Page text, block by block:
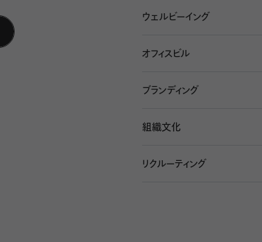
TRUNKのオフィス
するのが苦手なので、自分の好きなように場所を変え
自分も1つの場所で集中するのが苦手なので場所を変え
ことが不可能と言う訳ではありません。幼稚園から高校
ウェルビーイング
オフィスビル
ブランディング
組織文化
リクルーティング